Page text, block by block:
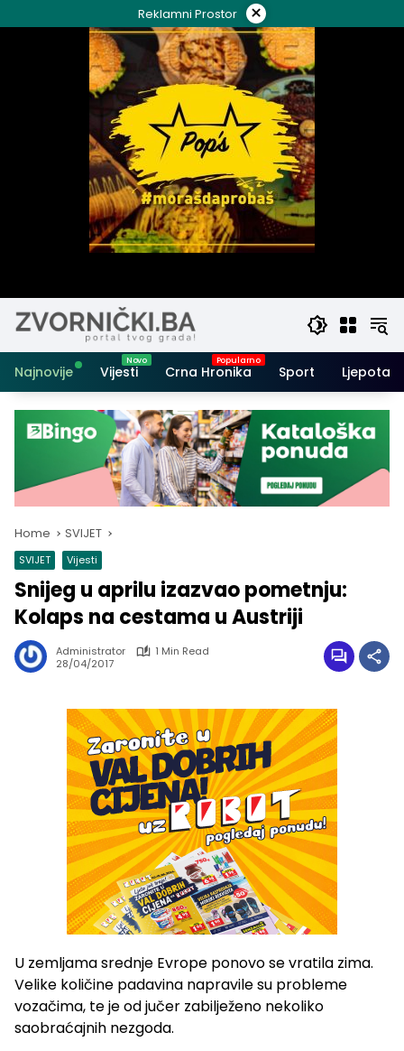
to
Reklamni Prostor ×
Najnovije Vijesti Crna Hronika Sport Ljepota i
Home SVIJET
SVIJET Vijesti
Snijeg u aprilu izazvao pometnju:
Kolaps na cestama u Austriji
Administrator
1 Min Read
28/04/2017
U zemljama srednje Evrope ponovo se vratila zima.
Velike količine padavina napravile su probleme
vozačima, te je od jučer zabilježeno nekoliko
saobraćajnih nezgoda.